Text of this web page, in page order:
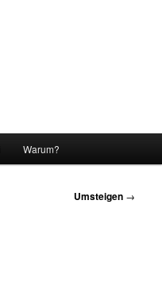
Warum?
Umsteigen →